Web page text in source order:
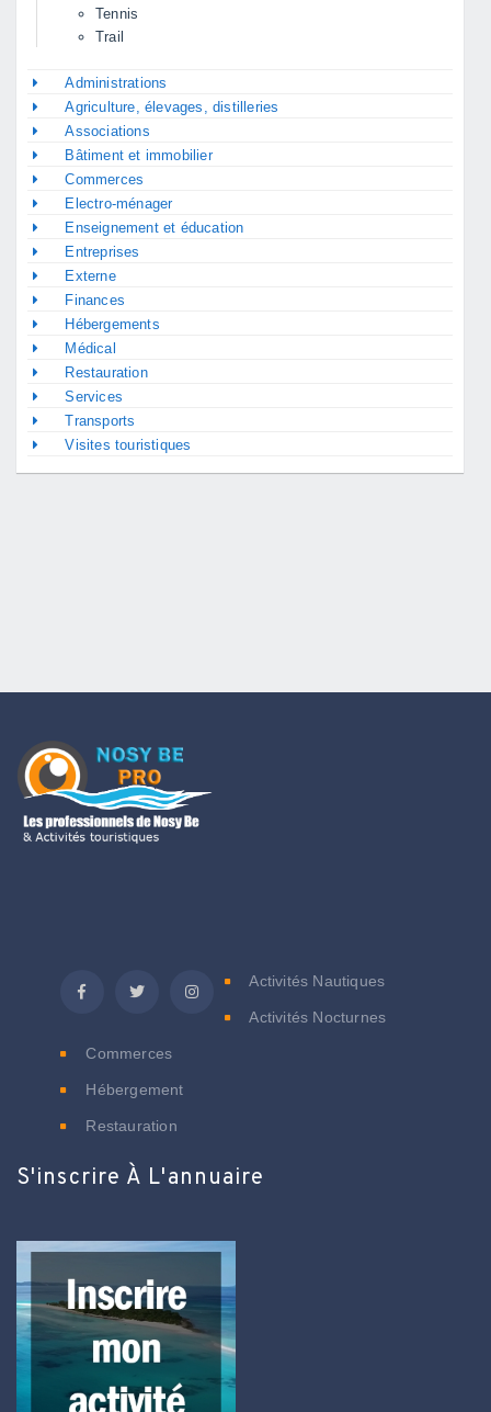
Tennis
Trail
Administrations
Agriculture, élevages, distilleries
Associations
Bâtiment et immobilier
Commerces
Electro-ménager
Enseignement et éducation
Entreprises
Externe
Finances
Hébergements
Médical
Restauration
Services
Transports
Visites touristiques
Activités Nautiques
Activités Nocturnes
Commerces
Hébergement
Restauration
S'inscrire À L'annuaire